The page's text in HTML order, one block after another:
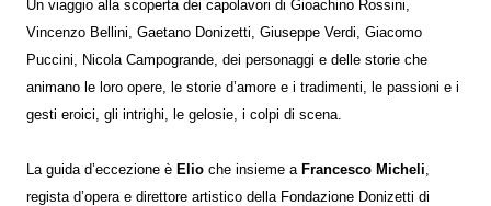
Un viaggio alla scoperta dei capolavori di Gioachino Rossini,
Vincenzo Bellini, Gaetano Donizetti, Giuseppe Verdi, Giacomo
Puccini, Nicola Campogrande, dei personaggi e delle storie che
animano le loro opere, le storie d’amore e i tradimenti, le passioni e i
gesti eroici, gli intrighi, le gelosie, i colpi di scena.
La guida d’eccezione è Elio che insieme a Francesco Micheli
regista d’opera e direttore artistico della Fondazione Donizetti di